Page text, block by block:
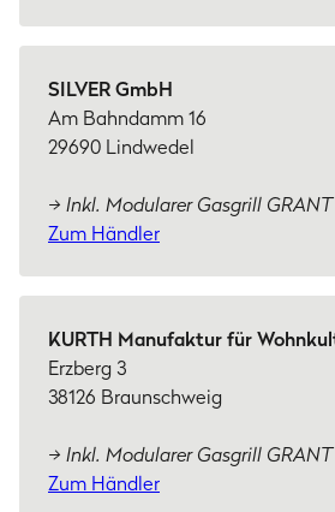
SILVER GmbH
Am Bahndamm 16
29690 Lindwedel
→ Inkl. Modularer Gasgrill GRANT
Zum Händler
KURTH Manufaktur für
Erzberg 3
38126 Braunschweig
→ Inkl. Modularer Gasgrill GRANT
Zum Händler